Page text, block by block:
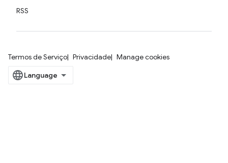
RSS
Termos de Serviço Privacidade Manage cookies